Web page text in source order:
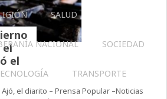
SALUD
NACIONAL SOCIEDAD
TRANSPORTE
el
el
el diarito – Prensa Popular –Noticias